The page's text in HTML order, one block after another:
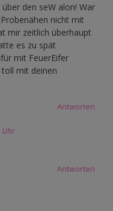
den seW alon! War
nicht mit
mir zeitlich überhaupt
es zu spät
mit FeuerEifer
mit deinen
Antworten
Uhr
Antworten